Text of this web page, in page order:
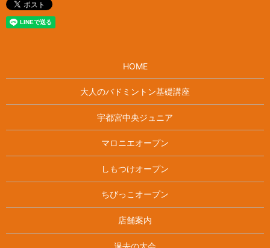
HOME
大人のバドミントン基礎講座
宇都宮中央ジュニア
マロニエオープン
しもつけオープン
ちびっこオープン
店舗案内
過去の大会